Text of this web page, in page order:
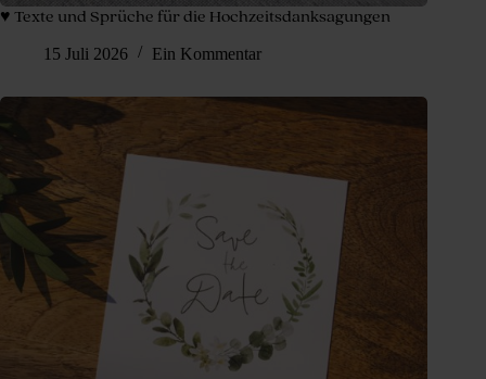
♥ Texte und Sprüche für die Hochzeitsdanksagungen
15 Juli 2026
Ein Kommentar